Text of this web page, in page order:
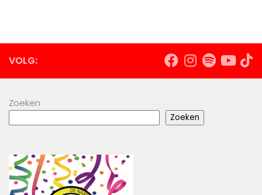
VOLG:
Zoeken
Zoeken